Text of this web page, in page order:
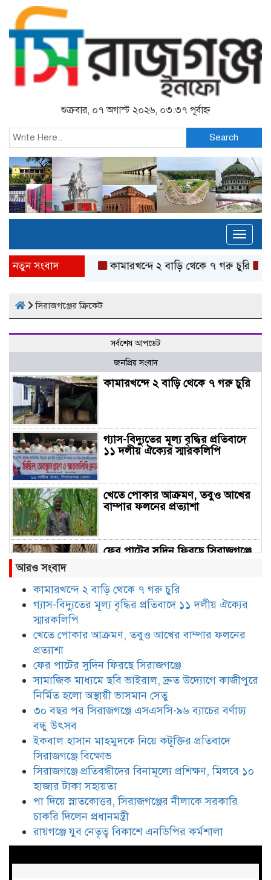
শুক্রবার, ০৭ অগাস্ট ২০২৬, ০৩:৩৭ পূর্বাহ্ন
Search
নতুন সংবাদ কামারখন্দে ২ বাড়ি থেকে ৭ গরু চুরি
সিরাজগঞ্জের ক্রিকেট
সর্বশেষ আপডেট
জনপ্রিয় সংবাদ
কামারখন্দে ২ বাড়ি থেকে ৭ গরু চুরি
গ্যাস-বিদ্যুতের মূল্য বৃদ্ধির প্রতিবাদে
১১ দলীয় ঐক্যের স্মারকলিপি
খেতে পোকার আক্রমণ, তবুও আখের
বাম্পার ফলনের প্রত্যাশা
ফের পাটের সুদিন ফিরছে সিরাজগঞ্জে
সামাজিক মাধ্যমে ছবি ভাইরাল, দ্রুত
অস্থায়ী ভাসমান সেতু
৩০ বছর পর সিরাজগঞ্জে এসএসসি-৯৬
ব্যাচের বর্ণাঢ্য বন্ধু উৎসব
ইকবাল হাসান মাহমুদকে নিয়ে
সিরাজগঞ্জে প্রতিবন্ধীদের বিনামূল্যে
প্রশিক্ষণ, মিলবে ১০ হাজার টাকা
সহায়তা
পা দিয়ে স্নাতকোত্তর, সিরাজগঞ্জের
নীলাকে সরকারি চাকরি দিলেন
আরও সংবাদ
কামারখন্দে ২ বাড়ি থেকে ৭ গরু চুরি
গ্যাস-বিদ্যুতের মূল্য বৃদ্ধির প্রতিবাদে ১১ দলীয় ঐক্যের
স্মারকলিপি
খেতে পোকার আক্রমণ, তবুও আখের বাম্পার ফলনের
প্রত্যাশা
ফের পাটের সুদিন ফিরছে সিরাজগঞ্জে
সামাজিক মাধ্যমে ছবি ভাইরাল, দ্রুত উদ্যোগে কাজীপুরে
নির্মিত হলো অস্থায়ী ভাসমান সেতু
৩০ বছর পর সিরাজগঞ্জে এসএসসি-৯৬ ব্যাচের বর্ণাঢ্য
বন্ধু উৎসব
ইকবাল হাসান মাহমুদকে নিয়ে কটূক্তির প্রতিবাদে
সিরাজগঞ্জে বিক্ষোভ
সিরাজগঞ্জে প্রতিবন্ধীদের বিনামূল্যে প্রশিক্ষণ, মিলবে ১০
হাজার টাকা সহায়তা
পা দিয়ে স্নাতকোত্তর, সিরাজগঞ্জের নীলাকে সরকারি
চাকরি দিলেন প্রধানমন্ত্রী
রায়গঞ্জে যুব নেতৃত্ব বিকাশে এনডিপির কর্মশালা